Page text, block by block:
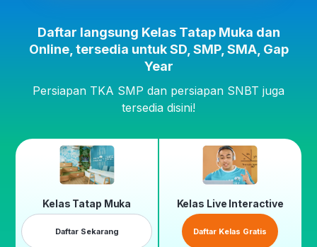
Daftar langsung Kelas Tatap Muka dan
Online, tersedia untuk SD, SMP, SMA, Gap
Year
Persiapan TKA SMP dan persiapan SNBT juga
tersedia disini!
Kelas Tatap Muka
Daftar Sekarang
Kelas Live Interactive
Daftar Kelas Gratis